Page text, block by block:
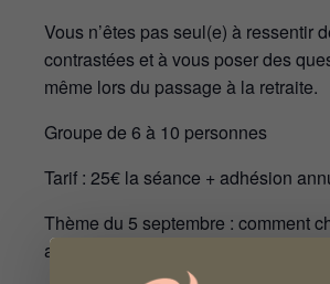
Vous n’êtes pas seul(e) à ressentir
contrastées et à vous poser des
même lors du passage à la retraite.
Groupe de 6 à 10 personnes
Tarif : 25€ la séance + adhésion
Thème du 5 septembre : comment
activités de loisirs & de bénévolat ?